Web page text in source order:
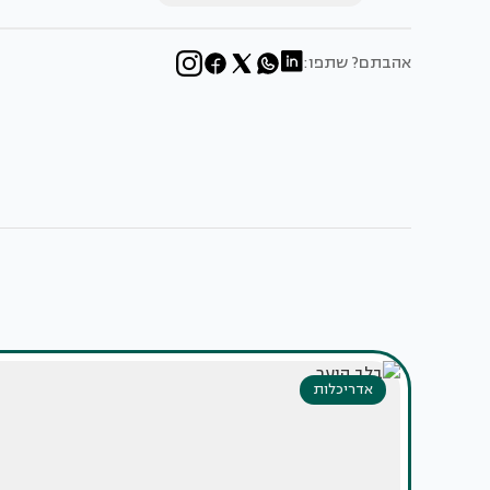
אהבתם? שתפו:
אדריכלות